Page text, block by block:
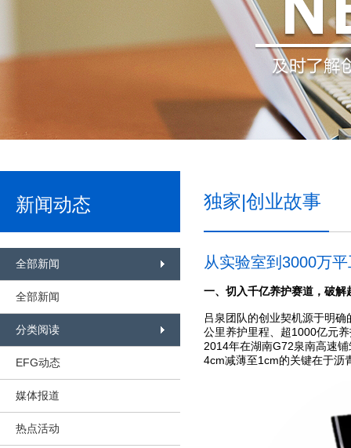
新闻动态
全部新闻
全部新闻
分类阅读
EFG动态
媒体报道
热点活动
独家|创业故事
从实验室到3000万
一、 切入千亿养护赛道， 破解
吕泉团队的创业契机源于明
公里养护里程、超1000亿元
2014年在湖南G72泉南高速
4cm减薄至1cm的关键在于沥